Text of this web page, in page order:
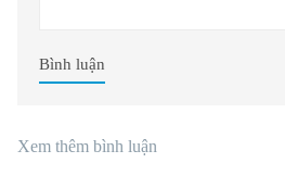
Bình luận
Xem thêm bình luận